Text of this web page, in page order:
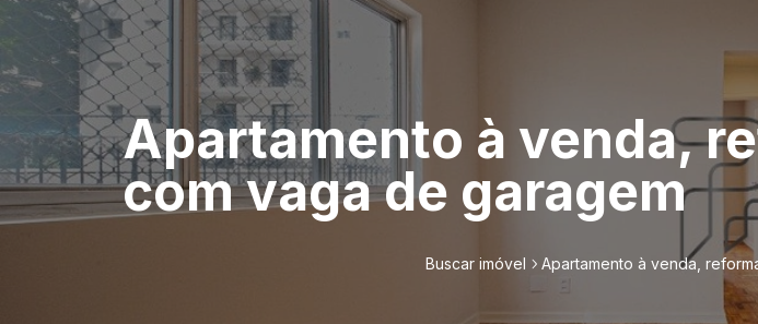
Apartamento à venda,
com vaga de garagem
Buscar imóvel Apartamento à venda,